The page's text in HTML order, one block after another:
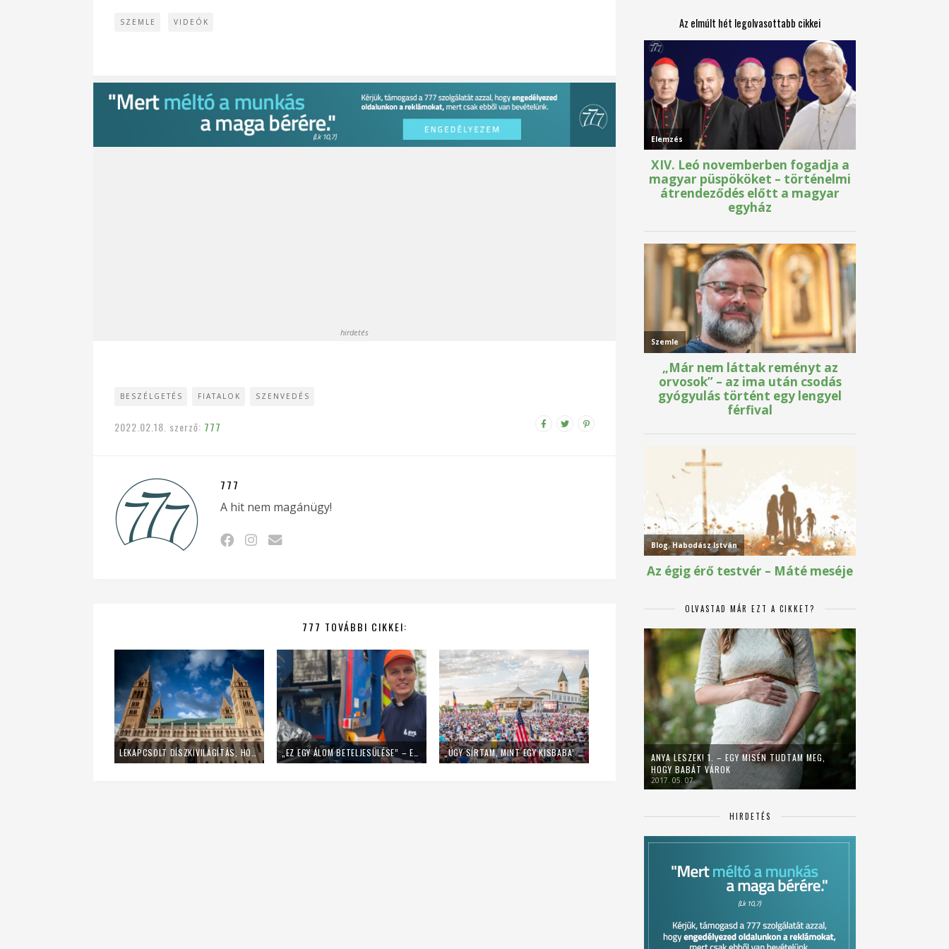
SZEMLE VIDEÓK
hirdetés
BESZÉLGETÉS FIATALOK SZENVEDÉS
2022.02.18. szerző: 777
777
A hit nem magánügy!
777 TOVÁBBI CIKKEI:
LEKAPCSOLT DÍSZKIVILÁGÍTÁS, HOME OFFICE – ÍGY SPÓROL AZ ENERGIÁVAL A PÉCSI EGYHÁZMEGYE „ÚGY SÍRTAM, MINT EGY KISBABA” – FIATALOK A MLADIFESTRŐL
Az elmúlt hét legolvasottabb cikkei
OLVASTAD MÁR EZT A CIKKET?
ANYA LESZEK! 1. – EGY MISÉN TUDTAM MEG,
HOGY BABÁT VÁROK
2017. 05. 07.
HIRDETÉS